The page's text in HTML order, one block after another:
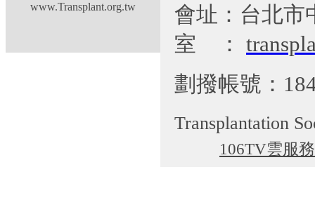
www.Transplant.org.tw
會址：台北市
室
：
劃撥帳號：
Transplantation
106TV雲服務